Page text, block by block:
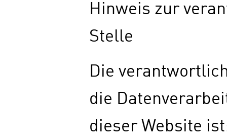
Hinweis zur
Stelle
Die
die
dieser Website